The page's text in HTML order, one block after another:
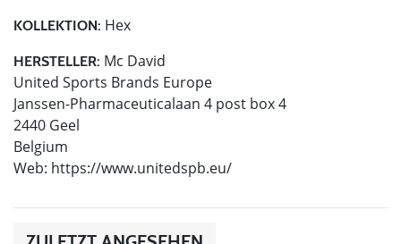
KOLLEKTION: Hex
HERSTELLER: Mc David
United Sports Brands Europe
Janssen-Pharmaceuticalaan 4 post box 4
2440 Geel
Belgium
Web: https://www.unitedspb.eu/